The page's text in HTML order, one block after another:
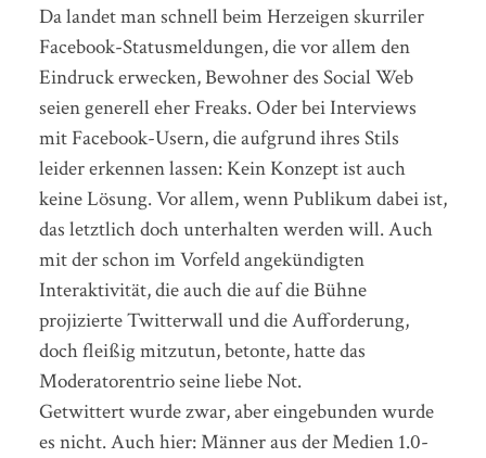
Da landet man schnell beim Herzeigen skurriler
Facebook-Statusmeldungen, die vor allem den
Eindruck erwecken, Bewohner des Social Web
seien generell eher Freaks. Oder bei Interviews
mit Facebook-Usern, die aufgrund ihres Stils
leider erkennen lassen: Kein Konzept ist auch
keine Lösung. Vor allem, wenn Publikum dabei ist,
das letztlich doch unterhalten werden will. Auch
mit der schon im Vorfeld angekündigten
Interaktivität, die auch die auf die Bühne
projizierte Twitterwall und die Aufforderung,
doch fleißig mitzutun, betonte, hatte das
Moderatorentrio seine liebe Not.
Getwittert wurde zwar, aber eingebunden wurde
es nicht. Auch hier: Männer aus der Medien 1.0-